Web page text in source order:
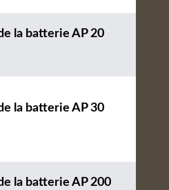
la batterie AP 20
la batterie AP 30
la batterie AP 200